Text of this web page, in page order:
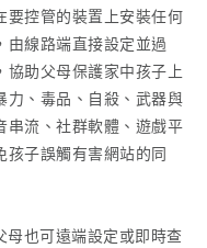
要控管的裝置上安裝任何
線路端直接設定並過
協助父母保護家中孩子上
力、毒品、自殺、武器與
串流、社群軟體、遊戲平
孩子誤觸有害網站的同
母也可遠端設定或即時查